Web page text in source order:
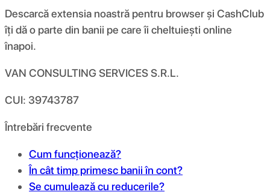
Descarcă extensia noastră pentru browser și CashClub
îți dă o parte din banii pe care îi cheltuiești online
înapoi.
VAN CONSULTING SERVICES S.R.L.
CUI: 39743787
Întrebări frecvente
Cum funcționează?
În cât timp primesc banii în cont?
Se cumulează cu reducerile?